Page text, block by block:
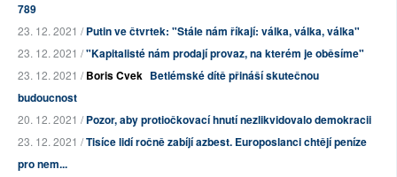
789
23. 12. 2021 /Putin ve čtvrtek: "Stále nám říkají: válka, válka, válka"
23. 12. 2021 /"Kapitalisté nám prodají provaz, na kterém je oběsíme"
23. 12. 2021 /Boris Cvek Betlémské dítě přináší skutečnou
budoucnost
20. 12. 2021 /Pozor, aby protiočkovací hnutí nezlikvidovalo demokracii
23. 12. 2021 /Tisíce lidí ročně zabíjí azbest. Europoslanci chtějí peníze
pro nem...